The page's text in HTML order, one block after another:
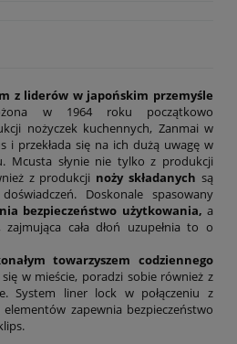
z liderów w japońskim przemyśle
w 1964 roku początkowo
nożyczek kuchennych, Zanmai w
i przekłada się na ich dużą uwagę w
Mcusta słynie nie tylko z produkcji
z produkcji noży składanych są
Doskonale spasowany
bezpieczeństwo użytkowania, a
zajmująca cała dłoń uzupełnia to o
towarzyszem codziennego
w mieście, poradzi sobie również z
System liner lock w połączeniu z
zapewnia bezpieczeństwo